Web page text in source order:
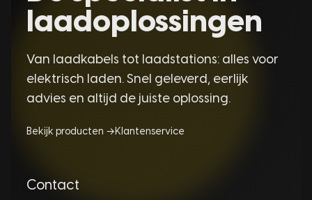
laadoplossingen
Van laadkabels tot laadstations: alles voor
elektrisch laden. Snel geleverd, eerlijk
advies en altijd de juiste oplossing.
Bekijk producten → Klantenservice
Contact